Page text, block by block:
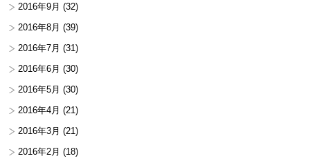
2016年9月 (32)
2016年8月 (39)
2016年7月 (31)
2016年6月 (30)
2016年5月 (30)
2016年4月 (21)
2016年3月 (21)
2016年2月 (18)